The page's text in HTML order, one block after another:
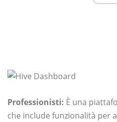
Professionisti: È una
che include funzionalità per